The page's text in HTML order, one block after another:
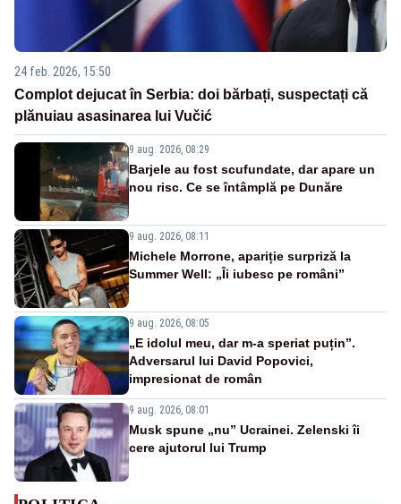
24 feb. 2026, 15:50
Complot dejucat în Serbia: doi bărbați, suspectați că
plănuiau asasinarea lui Vučić
9 aug. 2026, 08:29
Barjele au fost scufundate, dar apare un
nou risc. Ce se întâmplă pe Dunăre
9 aug. 2026, 08:11
Michele Morrone, apariție surpriză la
Summer Well: „Îi iubesc pe români”
9 aug. 2026, 08:05
„E idolul meu, dar m-a speriat puțin”.
Adversarul lui David Popovici,
impresionat de român
9 aug. 2026, 08:01
Musk spune „nu” Ucrainei. Zelenski îi
cere ajutorul lui Trump